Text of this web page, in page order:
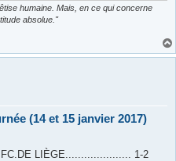
humaine. Mais, en ce qui concerne
absolue."
(14 et 15 janvier 2017)
LIÈGE..................... 1-2